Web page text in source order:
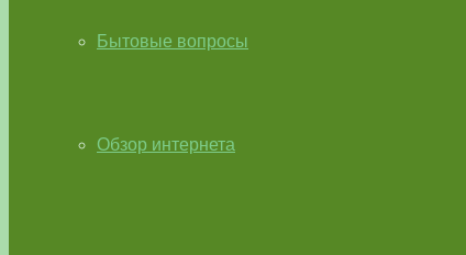
Бытовые вопросы
Обзор интернета